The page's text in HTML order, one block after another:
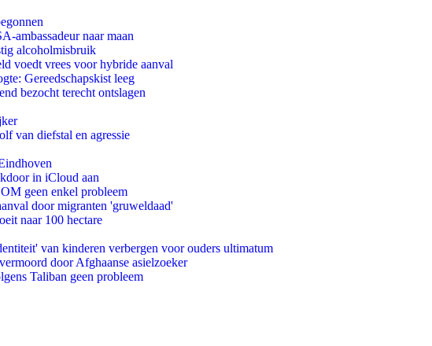
ambassadeur naar maan
alcoholmisbruik
voedt vrees voor hybride aanval
Gereedschapskist leeg
bezocht terecht ontslagen
van diefstal en agressie
in iCloud aan
geen enkel probleem
door migranten 'gruweldaad'
naar 100 hectare
van kinderen verbergen voor ouders ultimatum
door Afghaanse asielzoeker
Taliban geen probleem